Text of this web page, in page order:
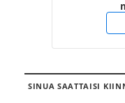
SINUA SAATTAISI